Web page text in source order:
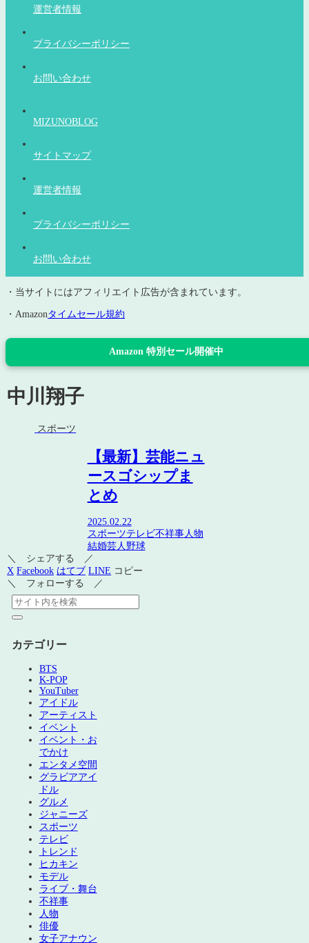
運営者情報
プライバシーポリシー
お問い合わせ
MIZUNOBLOG
サイトマップ
運営者情報
プライバシーポリシー
お問い合わせ
・当サイトにはアフィリエイト広告が含まれています。
・Amazonタイムセール規約
Amazon 特別セール開催中
中川翔子
スポーツ
【最新】芸能ニュ
ースゴシップま
とめ
2025.02.22
スポーツテレビ不祥事人物
結婚芸人野球
＼ シェアする ／
X Facebook はてブ LINE コピー
＼ フォローする ／
カテゴリー
BTS
K-POP
YouTuber
アイドル
アーティスト
イベント
イベント・お
でかけ
エンタメ空間
グラビアアイ
ドル
グルメ
ジャニーズ
スポーツ
テレビ
トレンド
ヒカキン
モデル
ライブ・舞台
不祥事
人物
俳優
女子アナウン